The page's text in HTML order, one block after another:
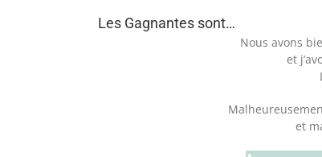
Les Gagnantes sont…
Nous avons
et
et